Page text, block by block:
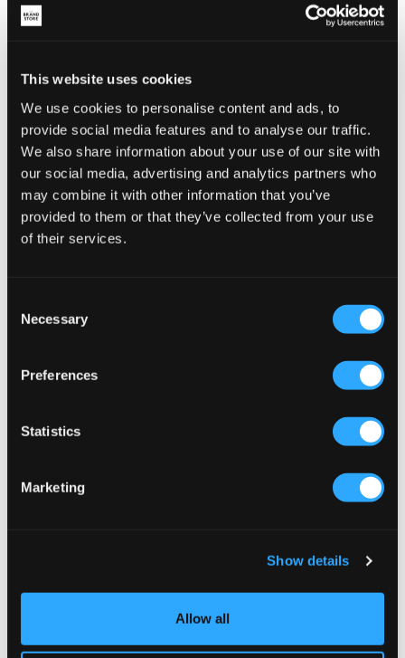
This website uses cookies
We use cookies to personalise content and ads, to
provide social media features and to analyse our traffic.
We also share information about your use of our site with
our social media, advertising and analytics partners who
may combine it with other information that you’ve
provided to them or that they’ve collected from your use
of their services.
Selection
Necessary
Preferences
Statistics
Marketing
Show details
Allow all
GRAUGUST TERRY SS SHIRT
GRESTEBAN PLISSE SS SHIRT